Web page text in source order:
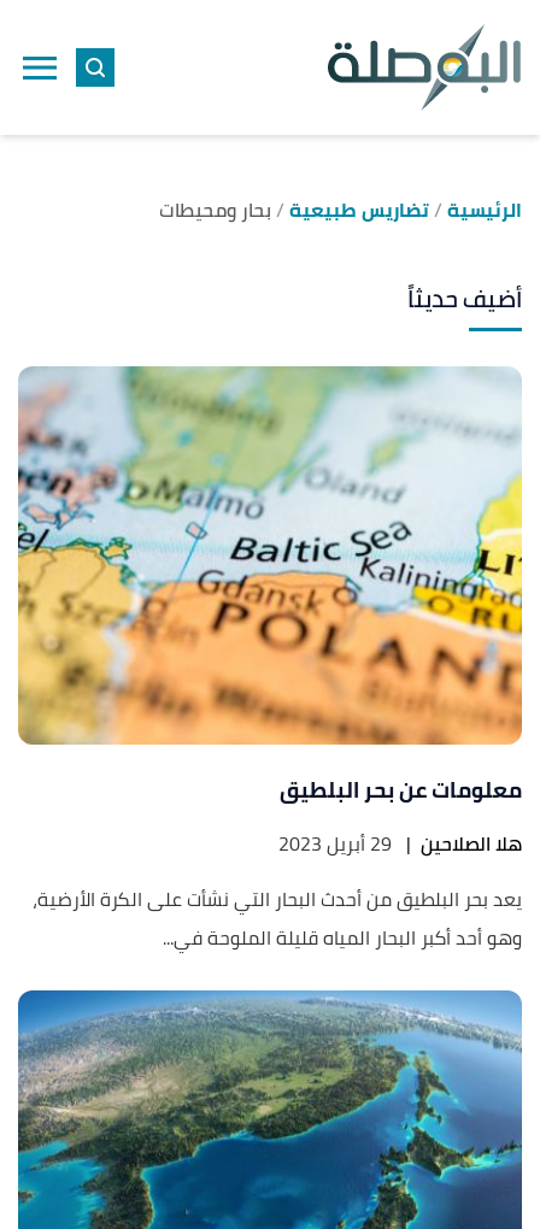
الرئيسية تضاريس طبيعية بحار ومحيطات
أضيف حديثاً
معلومات عن بحر البلطيق
هلا الصلاحين | 29 أبريل 2023
يعد بحر البلطيق من أحدث البحار التي نشأت على الكرة الأرضية،
وهو أحد أكبر البحار المياه قليلة الملوحة في...